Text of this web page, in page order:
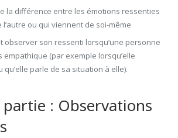
la différence entre les émotions ressenties
ou qui viennent de soi-même
observer son ressenti lorsqu’une personne
empathique (par exemple lorsqu’elle
qu’elle parle de sa situation à elle).
: Observations